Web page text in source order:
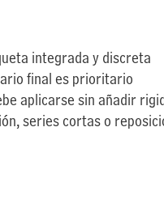
integrada y discreta
final es prioritario
aplicarse sin añadir
series cortas o